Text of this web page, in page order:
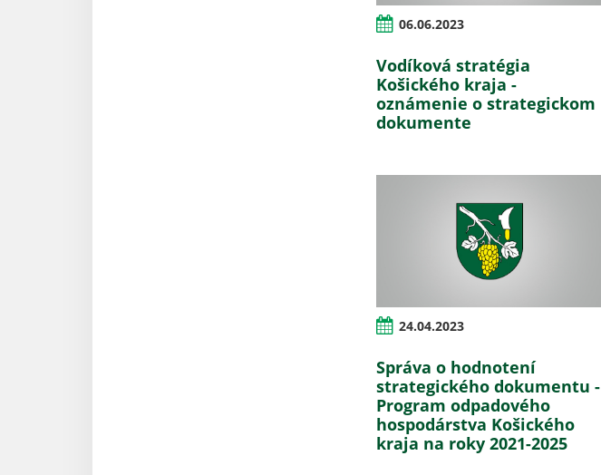
06.06.2023
Vodíková stratégia
Košického kraja -
oznámenie o strategickom
dokumente
24.04.2023
Správa o hodnotení
strategického dokumentu -
Program odpadového
hospodárstva Košického
kraja na roky 2021-2025